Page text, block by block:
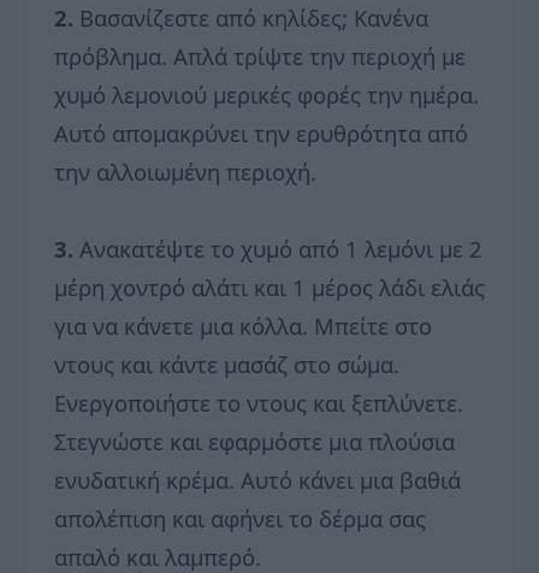
2. Βασανίζεστε από κηλίδες; Κανένα
πρόβλημα. Απλά τρίψτε την περιοχή με
χυμό λεμονιού μερικές φορές την ημέρα.
Αυτό απομακρύνει την ερυθρότητα από
την αλλοιωμένη περιοχή.
3. Ανακατέψτε το χυμό από 1 λεμόνι με 2
μέρη χοντρό αλάτι και 1 μέρος λάδι ελιάς
για να κάνετε μια κόλλα. Μπείτε στο
ντους και κάντε μασάζ στο σώμα.
Ενεργοποιήστε το ντους και ξεπλύνετε.
Στεγνώστε και εφαρμόστε μια πλούσια
ενυδατική κρέμα. Αυτό κάνει μια βαθιά
απολέπιση και αφήνει το δέρμα σας
απαλό και λαμπερό.